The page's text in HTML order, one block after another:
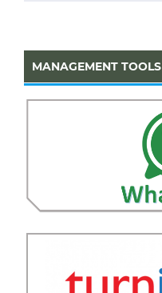
MANAGEMENT TOOLS